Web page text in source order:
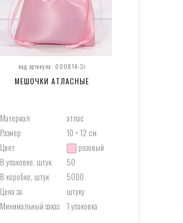
код артикула: 000814-3i
МЕШОЧКИ АТЛАСНЫЕ
Материал
атлас
Размер
10 × 12 см
Цвет
розовый
В упаковке, штук
50
В коробке, штук
5000
Цена за
штуку
Минимальный заказ
1 упаковка